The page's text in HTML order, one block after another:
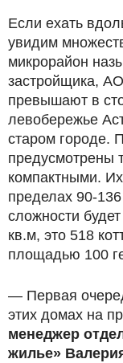
Если ехать
увидим
микрорайон
застройщика,
превышают в
левобережье
старом городе.
предусмотрены
компактными.
пределах 90-
сложности
кв.м, это 518
площадью 100
— Первая
этих домах на
менеджер
жилье»